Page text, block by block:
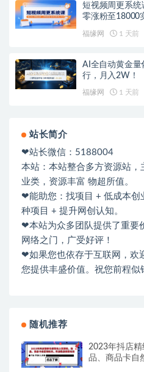
短视频周更系统
零涨粉至18000
福缘网 1 天前
AI全自动黄金量
行，月入2W！
福缘网 1 天前
站长简介
❤站长微信：5188004
本站：本站整合多方资源站，
业类，资源丰富 物超所值。
❤能助您：找项目 + 低成本创
种项目 + 提升网创认知。
❤本站为众多团队提供了重要
网络之门，广受好评！
❤如果您也依存于互联网，欢
您提供丰盛价值。祝您前程似
随机推荐
2023年抖店
品、商品卡自